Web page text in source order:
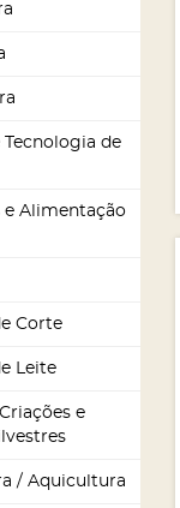
Tecnologia de
e Alimentação
Corte
Leite
e
/ Aquicultura